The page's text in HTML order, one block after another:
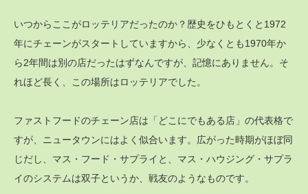
いつからここがロッテリアだったのか？歴史をひもとくと1972
年にチェーンがスタートしていますから、少なくとも1970年か
ら2年間は別の店だったはずなんですが、記憶にありません。そ
れほど長く、この場所はロッテリアでした。
ファストフードのチェーン店は「どこにでもある店」の代表格で
すが、ニュータウンにはよく似合います。広がった時期がほぼ同
じだし、マス・フード・サプライと、マス・ハウジング・サプラ
イのシステムは双子というか、戦友のようなものです。